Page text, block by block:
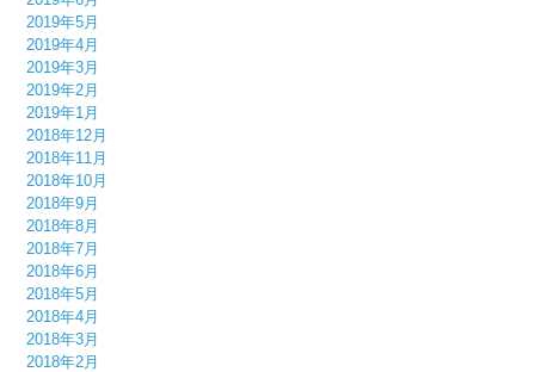
2019年5月
2019年4月
2019年3月
2019年2月
2019年1月
2018年12月
2018年11月
2018年10月
2018年9月
2018年8月
2018年7月
2018年6月
2018年5月
2018年4月
2018年3月
2018年2月